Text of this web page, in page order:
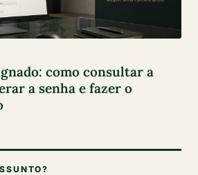
como consultar a
a senha e fazer o